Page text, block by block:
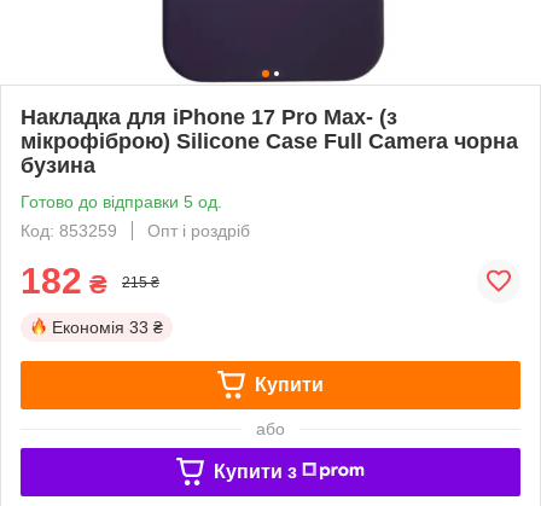
Накладка для iPhone 17 Pro Max- (з
мікрофіброю) Silicone Case Full Camera чорна
бузина
Готово до відправки 5 од.
Код: 853259
Опт і роздріб
182 ₴ 215 ₴
Економія 33 ₴
Купити
або
Купити з